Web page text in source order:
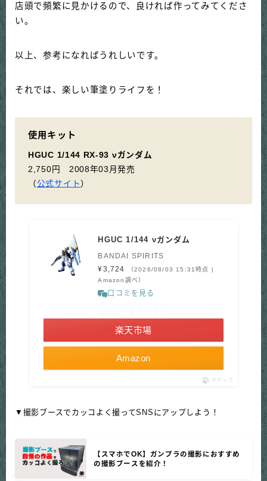
店頭で頻繁に見かけるので、良ければ作ってみてくださ
い。
以上、参考になればうれしいです。
それでは、楽しい筆塗りライフを！
使用キット
HGUC 1/144 RX-93 νガンダム
2,750円 2008年03月発売
（ 公式サイト ）
HGUC 1/144 νガンダム
BANDAI SPIRITS
¥3,724
（2026/08/03 15:31時点 |
Amazon調べ）
口コミを見る
Amazon
楽天市場
ポチップ
▼撮影ブースでカッコよく撮ってSNSにアップしよう！
【スマホでOK】ガンプラの撮影におすすめ
の撮影ブースを紹介！